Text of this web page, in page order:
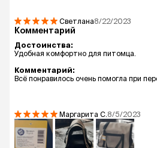
Светлана8/22/2023
Комментарий
Достоинства:
Удобная комфортно для питомца.
Комментарий:
Всё понравилось очень помогла при
Маргарита С. 8/5/2023